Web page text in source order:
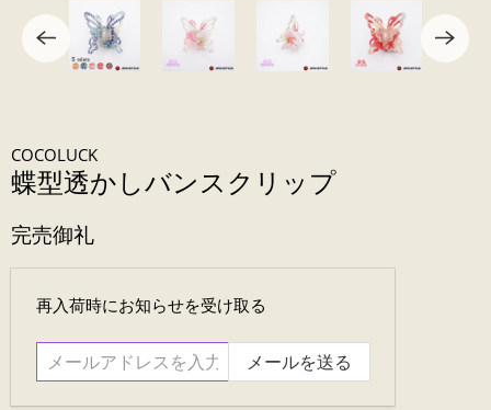
COCOLUCK
蝶型透かしバンスクリップ
完売御礼
メ
ア
ド
再入荷時にお知らせを受け取る